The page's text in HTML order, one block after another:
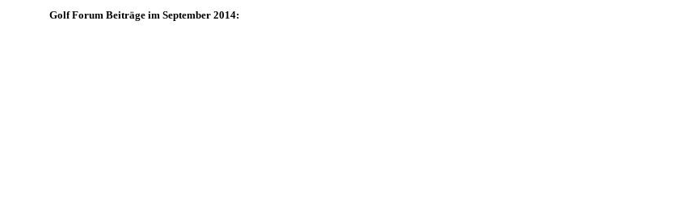
Golf Forum Beiträge im September 2014: